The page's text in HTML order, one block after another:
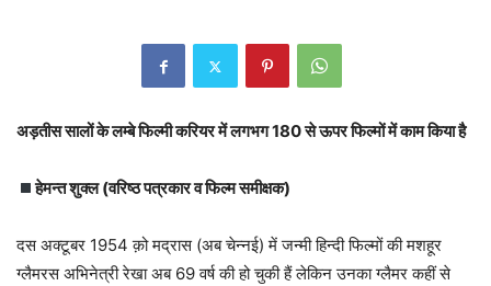
अड़तीस सालों के लम्बे फिल्मी करियर में लगभग 180 से ऊपर फिल्मों में काम किया है
हेमन्त शुक्ल (वरिष्ठ पत्रकार व फिल्म समीक्षक)
दस अक्टूबर 1954 क़ो मद्रास (अब चेन्नई) में जन्मी हिन्दी फिल्मों की मशहूर
ग्लैमरस अभिनेत्री रेखा अब 69 वर्ष की हो चुकी हैं लेकिन उनका ग्लैमर कहीं से